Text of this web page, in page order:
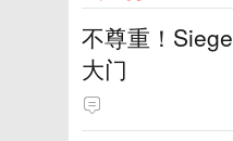
不尊重！
大门